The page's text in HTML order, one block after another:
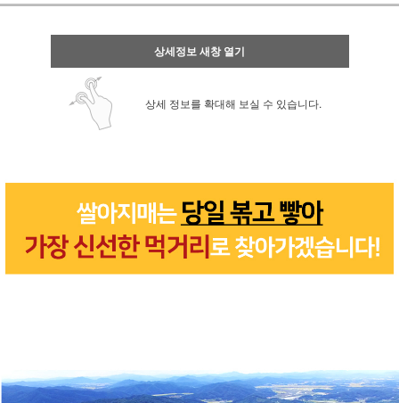
상세정보 새창 열기
상세 정보를 확대해 보실 수 있습니다.